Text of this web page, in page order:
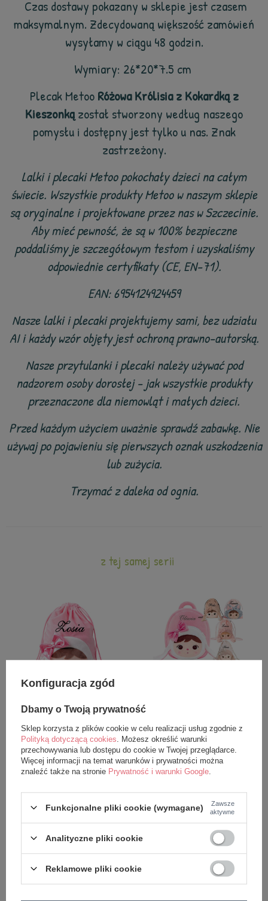
Czas dostawy pokazany w sklepie jest czasem
maksymalnym. Zdecydowaną większość zamówień
wysyłamy w ciągu 48 godzin.
Wymiary: 26*20*7.5 cm
Plecak Metoo Różowa Królisia z Kokardką z
Kieszonką został stworzony według naszego
pomysłu i dostępny jest tylko u nas. Znak
zastrzeżony.
Lalki i plecaki Metoo pokochały dzieci na całym
świecie. Wszystkie produkty Metoo w naszym sklepie
są oryginalne i projektowane przez nas w Szczecinie.
Aby mieć pewność, że są w 100% bezpieczne
poddaliśmy je szczegółowym testom i uzyskaliśmy
odpowiednie certyfikaty (CE, EN-71).
EAN: 6954124924459
Nasze lalki i plecaki projektujemy sami, bez udziału
AI i każdy wzór objęty jest ochroną prawno-autorską.
Nasze przytulanki i plecaki należy używać pod
nadzorem osoby dorosłej - jak wszystkie produkty
przeznaczone dla niemowląt i małych dzieci.
Przed każdym użyciem uważnie sprawdź zabawkę. Nie
używaj po pojawieniu się pierwszych oznak uszkodzenia
lub zużycia.
Trzymać z daleka od ognia.
z tej samej serii
Worek Metoo Personalizowany
Różowa Królisia z Kokardką
49,99 zł
69,99 zł
personalizowany Różowa Królisia
z Kokardką i Worek
129,99 zł
179,99 zł
Konfiguracja zgód
Dbamy o Twoją prywatność
Sklep korzysta z plików cookie w celu realizacji usług zgodnie z
Polityką dotyczącą cookies . Możesz określić warunki
przechowywania lub dostępu do cookie w Twojej przeglądarce.
Więcej informacji na temat warunków i prywatności można
znaleźć także na stronie Prywatność i warunki Google
Funkcjonalne pliki cookie (wymagane)
Zawsze
aktywne
Analityczne pliki cookie
Reklamowe pliki cookie